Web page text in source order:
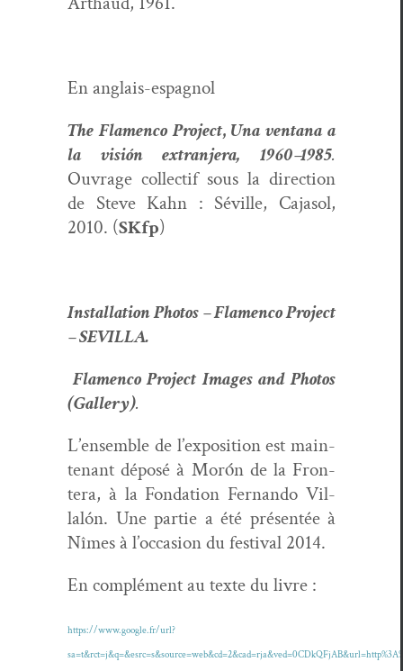
En anglais-espag­nol
The Fla­men­co Project, Una ven­tana a
la visión extran­jera, 1960–1985.
Ouvrage col­lec­tif sous la direc­tion
de Steve Kahn : Séville, Caja­sol,
2010. (SKfp)
Instal­la­tion Pho­tos – Fla­men­co Project
– SEVILLA.
Fla­men­co Project Images and Pho­tos
(Gallery).
L’ensemble de l’exposition est main­
tenant déposé à Morόn de la Fron­
tera, à la Fon­da­tion Fer­nan­do Vil­
lalón. Une par­tie a été présen­tée à
Nîmes à l’occasion du fes­ti­val 2014.
En com­plé­ment au texte du livre :
https://www.google.fr/url?